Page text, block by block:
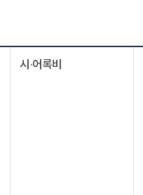
시·어록비